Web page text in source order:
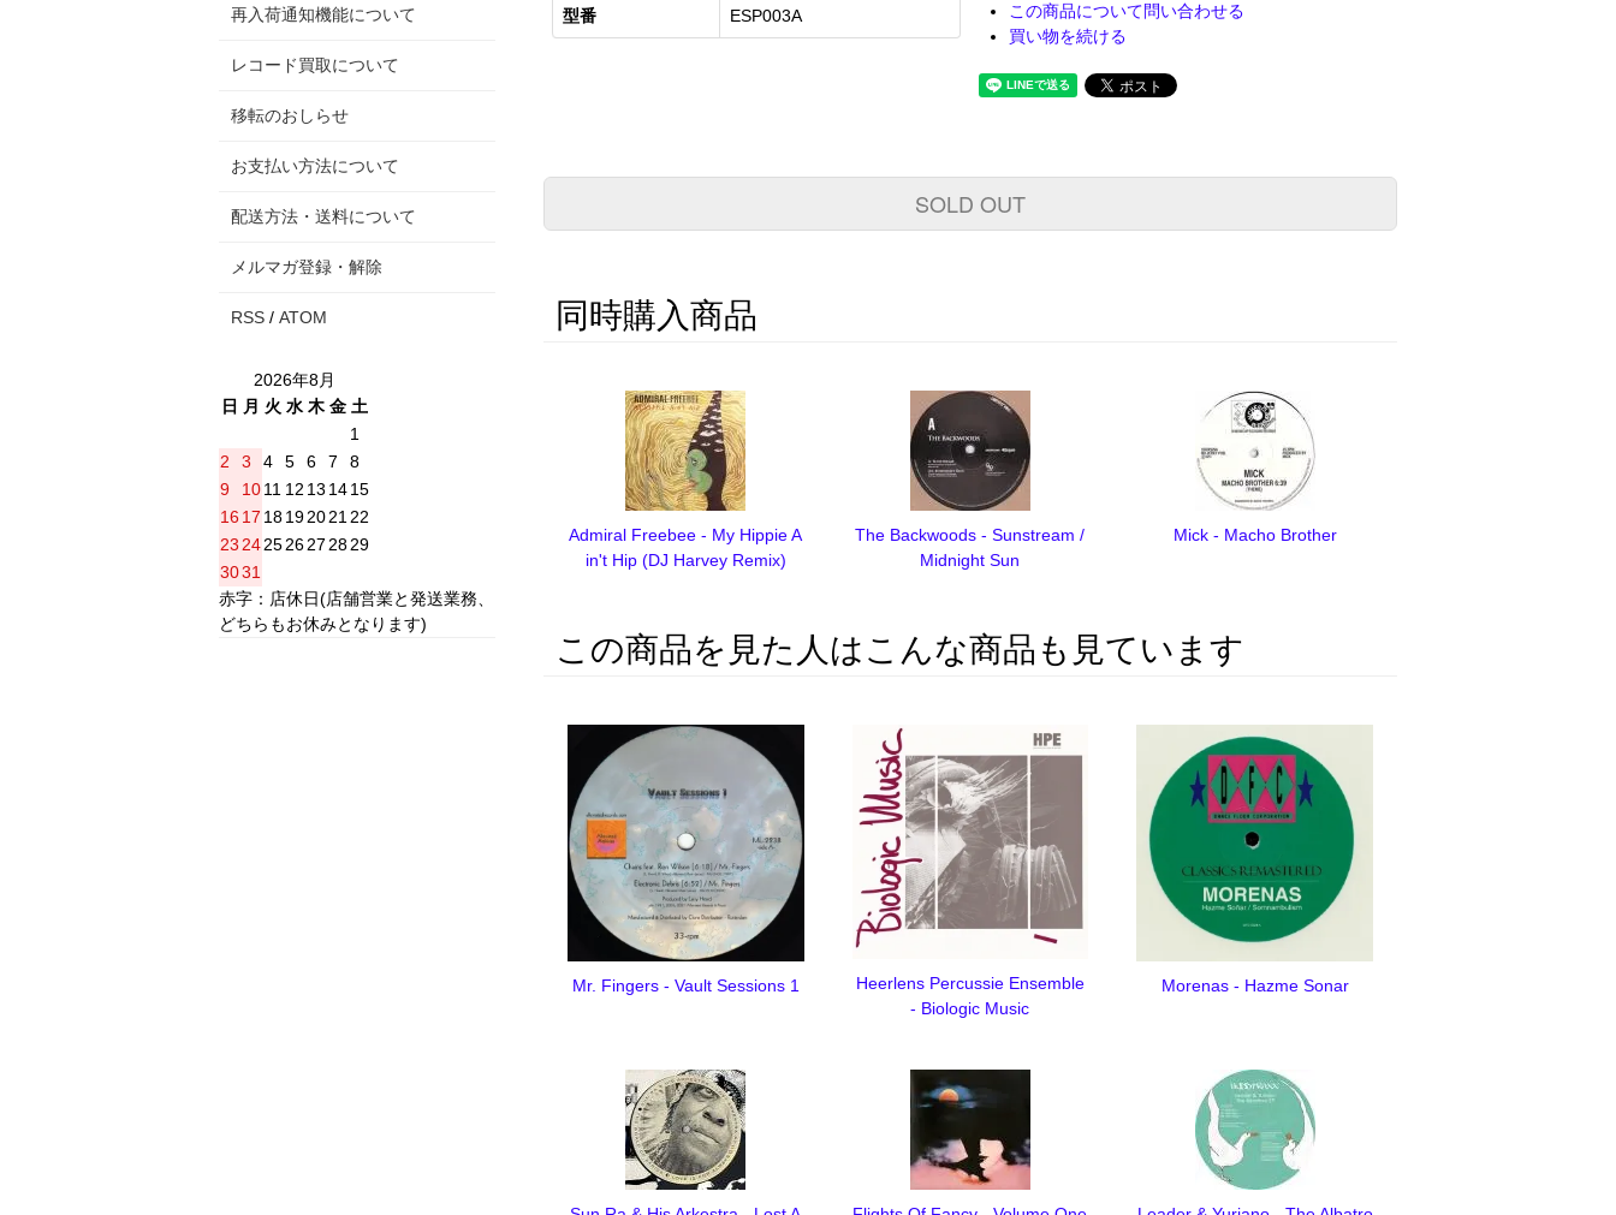
型番 ESP003A
この商品について問い合わせる
買い物を続ける
SOLD OUT
同時購入商品
Admiral Freebee - My Hippie A
in't Hip (DJ Harvey Remix)
The Backwoods - Sunstream /
Midnight Sun
Mick - Macho Brother
この商品を見た人はこんな商品も見ています
Mr. Fingers - Vault Sessions 1
Heerlens Percussie Ensemble
- Biologic Music
Morenas - Hazme Sonar
再入荷通知機能について
レコード買取について
移転のおしらせ
お支払い方法について
配送方法・送料について
メルマガ登録・解除
RSS / ATOM
2026年8月
日
月 火 水 木 金 土
1
2
3 4 5 6 7
8
9
1011 12 13 1415
16 17 18192021 22
23 24252627 2829
3031
赤字：店休日(店舗営業と発送業務、
どちらもお休みとなります)